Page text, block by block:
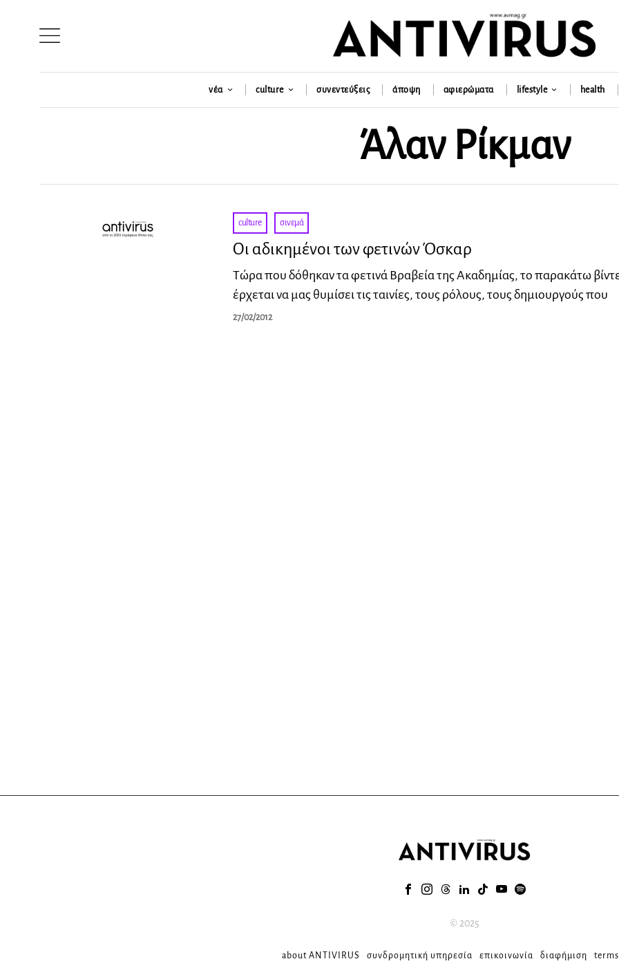
νέα culture συνεντεύξεις άποψη αφιερώματα lifestyle health
Άλαν Ρίκμαν
culture · σινεμά
Οι αδικημένοι των φετινών Όσκαρ
Τώρα που δόθηκαν τα φετινά Βραβεία της Ακαδημίας, το παρακάτω
έρχεται να μας θυμίσει τις ταινίες, τους ρόλους, τους δημιουργούς που
27/02/2012
© 2025
about ANTIVIRUS συνδρομητική υπηρεσία επικοινωνία διαφήμιση